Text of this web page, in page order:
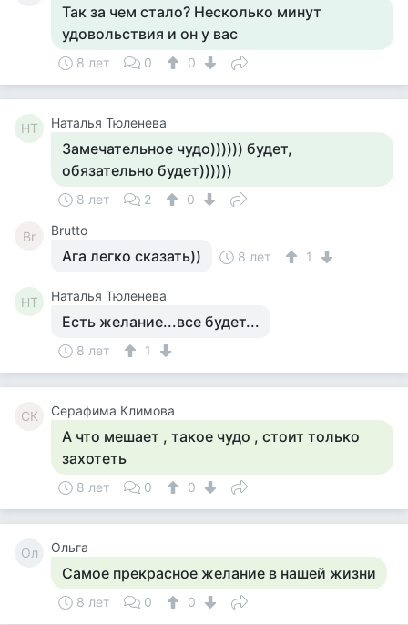
Так за чем стало? Несколько минут
удовольствия и он у вас
8 лет 0 0
НТ Наталья Тюленева
Замечательное чудо)))))) будет,
обязательно будет))))))
8 лет 2 0
Br Brutto
Ага легко сказать)) 8 лет 1
НТ Наталья Тюленева
Есть желание...все будет...
8 лет 1
СК Серафима Климова
А что мешает , такое чудо , стоит только
захотеть
8 лет 0 0
Ол Ольга
Самое прекрасное желание в нашей жизни
8 лет 0 0